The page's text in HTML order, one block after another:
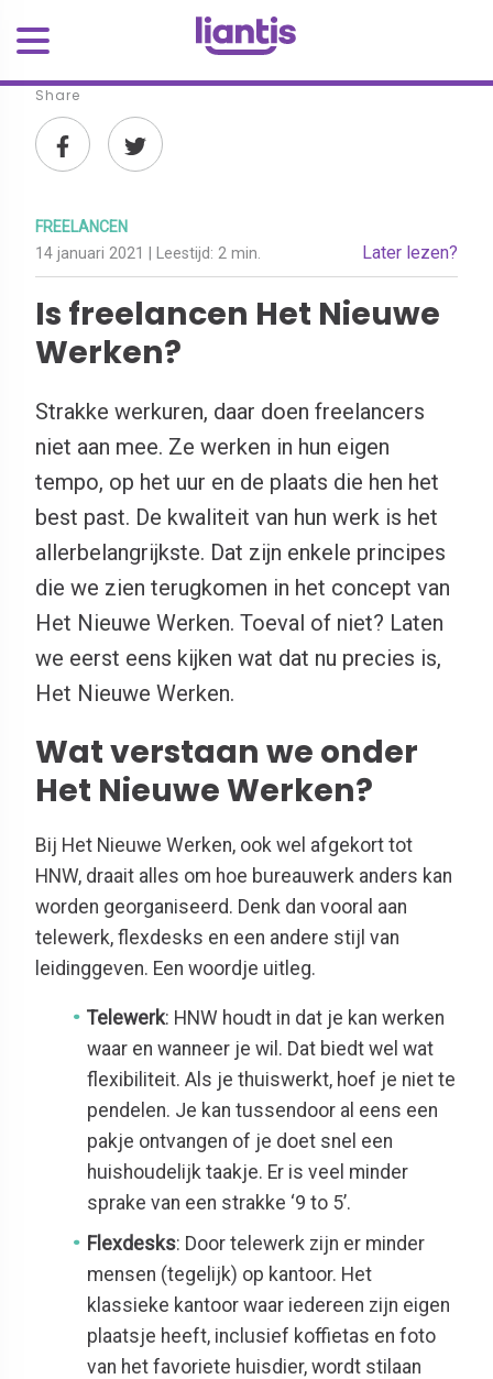
Share
FREELANCEN
14 januari 2021 | Leestijd: 2 min. Later lezen?
Is freelancen Het Nieuwe
Werken?
Strakke werkuren, daar doen freelancers
niet aan mee. Ze werken in hun eigen
tempo, op het uur en de plaats die hen het
best past. De kwaliteit van hun werk is het
allerbelangrijkste. Dat zijn enkele principes
die we zien terugkomen in het concept van
Het Nieuwe Werken. Toeval of niet? Laten
we eerst eens kijken wat dat nu precies is,
Het Nieuwe Werken.
Wat verstaan we onder
Het Nieuwe Werken?
Bij Het Nieuwe Werken, ook wel afgekort tot
HNW, draait alles om hoe bureauwerk anders kan
worden georganiseerd. Denk dan vooral aan
telewerk, flexdesks en een andere stijl van
leidinggeven. Een woordje uitleg.
Telewerk: HNW houdt in dat je kan werken
waar en wanneer je wil. Dat biedt wel wat
flexibiliteit. Als je thuiswerkt, hoef je niet te
pendelen. Je kan tussendoor al eens een
pakje ontvangen of je doet snel een
huishoudelijk taakje. Er is veel minder
sprake van een strakke ‘9 to 5’.
Flexdesks: Door telewerk zijn er minder
mensen (tegelijk) op kantoor. Het
klassieke kantoor waar iedereen zijn eigen
plaatsje heeft, inclusief koffietas en foto
van het favoriete huisdier, wordt stilaan